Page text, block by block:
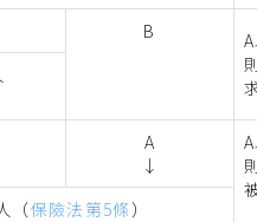
B
A
↓
（保險法第5條）